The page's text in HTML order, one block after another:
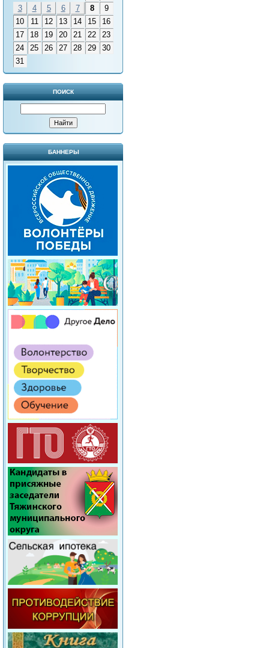
3
4 5 6 7 8
9
10
11 12 13 14 15
16
17
18 19 20 21 22
23
24
25 26 27 28 29
30
31
ПОИСК
БАННЕРЫ